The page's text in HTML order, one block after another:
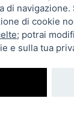
Uomo
Donna
Brand
Tutti i
navigazione.
di cookie
; potrai
e sulla tua